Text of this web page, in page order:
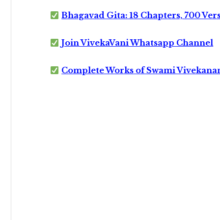
Bhagavad Gita: 18 Chapters, 700
Join VivekaVani Whatsapp Channel
Complete Works of Swami